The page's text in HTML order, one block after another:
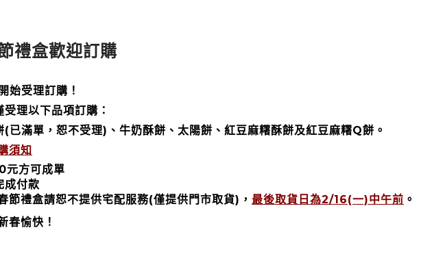
禮盒歡迎訂購
始受理訂購！
理以下品項訂購：
已滿單，恕不受理)、牛奶酥餅、太陽餅、紅豆麻糬酥餅及紅豆麻糬Q餅。
須知
元方可成單
成付款
節禮盒請恕不提供宅配服務(僅提供門市取貨)， 最後取貨日為2/16(一)中午前 。
春愉快！